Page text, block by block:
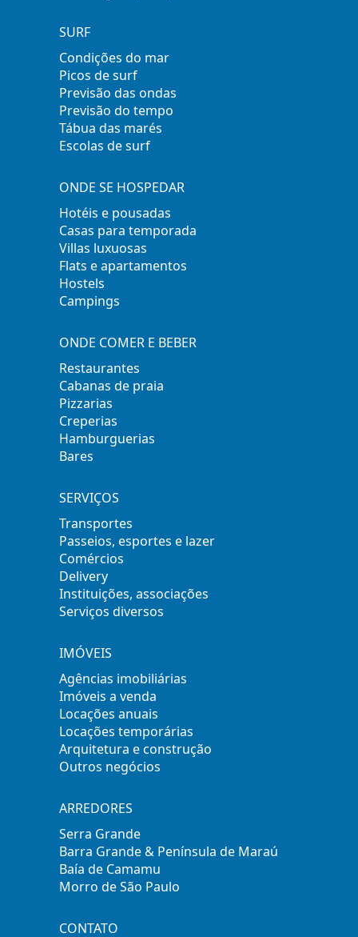
SURF
Condições do mar
Picos de surf
Previsão das ondas
Previsão do tempo
Tábua das marés
Escolas de surf
ONDE SE HOSPEDAR
Hotéis e pousadas
Casas para temporada
Villas luxuosas
Flats e apartamentos
Hostels
Campings
ONDE COMER E BEBER
Restaurantes
Cabanas de praia
Pizzarias
Creperias
Hamburguerias
Bares
SERVIÇOS
Transportes
Passeios, esportes e lazer
Comércios
Delivery
Instituições, associações
Serviços diversos
IMÓVEIS
Agências imobiliárias
Imóveis a venda
Locações anuais
Locações temporárias
Arquitetura e construção
Outros negócios
ARREDORES
Serra Grande
Barra Grande & Península de Maraú
Baía de Camamu
Morro de São Paulo
CONTATO